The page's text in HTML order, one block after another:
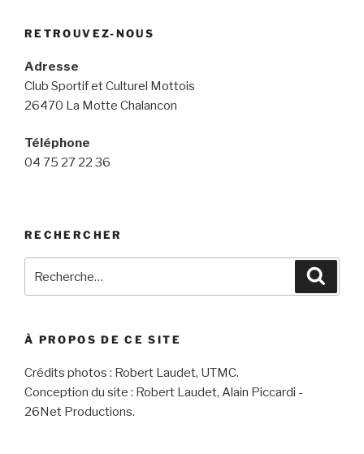
RETROUVEZ-NOUS
Adresse
Club Sportif et Culturel Mottois
26470 La Motte Chalancon
Téléphone
04 75 27 22 36
RECHERCHER
À PROPOS DE CE SITE
Crédits photos : Robert Laudet, UTMC.
Conception du site : Robert Laudet, Alain Piccardi -
26Net Productions.